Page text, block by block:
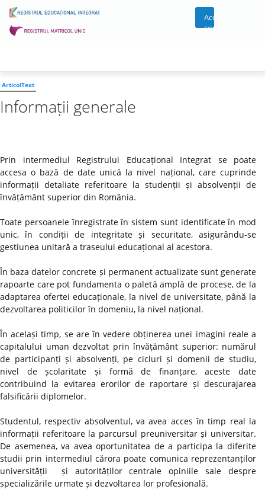
Acces
cont
ArticolText
Informații generale
Prin intermediul Registrului Educațional Integrat se poate
accesa o bază de date unică la nivel național, care cuprinde
informații detaliate referitoare la studenții și absolvenții de
învățământ superior din România.
Toate persoanele înregistrate în sistem sunt identificate în mod
unic, în condiții de integritate și securitate, asigurându-se
gestiunea unitară a traseului educațional al acestora.
În baza datelor concrete și permanent actualizate sunt generate
rapoarte care pot fundamenta o paletă amplă de procese, de la
adaptarea ofertei educaționale, la nivel de universitate, până la
dezvoltarea politicilor în domeniu, la nivel național.
În același timp, se are în vedere obținerea unei imagini reale a
capitalului uman dezvoltat prin învățământ superior: numărul
de participanți și absolvenți, pe cicluri și domenii de studiu,
nivel de școlaritate și formă de finanțare, aceste date
contribuind la evitarea erorilor de raportare și descurajarea
falsificării diplomelor.
Studentul, respectiv absolventul, va avea acces în timp real la
informații referitoare la parcursul preuniversitar și universitar.
De asemenea, va avea oportunitatea de a participa la diferite
studii prin intermediul cărora poate comunica reprezentanților
universității și autorităților centrale opiniile sale despre
specializările urmate și dezvoltarea lor profesională.